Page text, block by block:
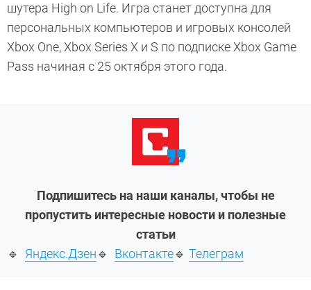
шутера High on Life. Игра станет доступна для
персональных компьютеров и игровых консолей
Xbox One, Xbox Series X и S по подписке Xbox Game
Pass начиная с 25 октября этого года.
Подпишитесь на наши каналы, чтобы не
пропустить интересные новости и полезные
статьи
🔹 Яндекс.Дзен🔹 Вконтакте🔹 Телеграм